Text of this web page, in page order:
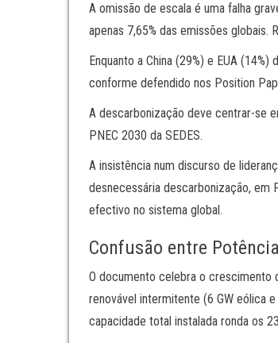
A omissão de escala é uma falha
apenas 7,65% das emissões
Enquanto a China (29%) e EUA
conforme defendido nos Position
A descarbonização deve centrar-se
PNEC 2030 da SEDES.
A insistência num discurso de
desnecessária descarbonização,
efectivo no sistema global.
Confusão entre
O documento celebra o crescimento
renovável intermitente (6 GW eólica
capacidade total instalada ronda os